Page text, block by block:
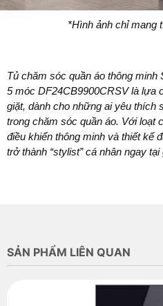
*Hình ảnh chỉ mang
Tủ chăm sóc quần áo thông
5 móc DF24CB9900CRSV là lựa
giặt, dành cho những ai yêu thích
trong chăm sóc quần áo. Với loạt
điều khiển thông minh và thiết kế
trở thành “stylist” cá nhân ngay tại
SẢN PHẨM LIÊN QUAN